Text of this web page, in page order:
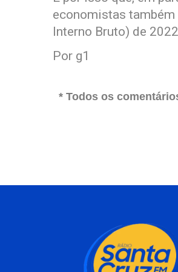
economistas também
Interno Bruto) de
Por g1
* Todos os